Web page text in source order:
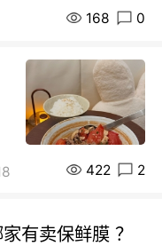
168 0
422 2
有卖保鲜膜 ？